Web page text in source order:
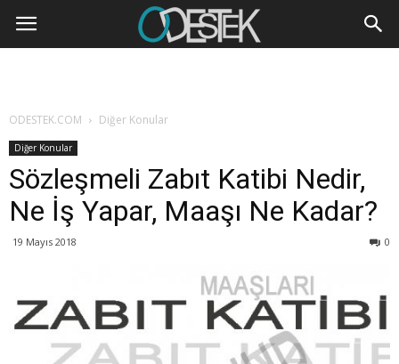
ODESTEK.COM Diğer Konular
Diğer Konular
Sözleşmeli Zabıt Katibi Nedir,
Ne İş Yapar, Maaşı Ne Kadar?
19 Mayıs 2018 0